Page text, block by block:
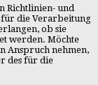
Richtlinien- und
für die Verarbeitung
ob sie
werden. Möchte
Anspruch nehmen,
des für die